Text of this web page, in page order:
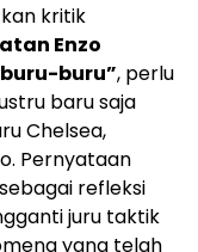
kritik
Enzo
buru”, perlu
baru saja
Chelsea,
Pernyataan
refleksi
juru taktik
yang telah